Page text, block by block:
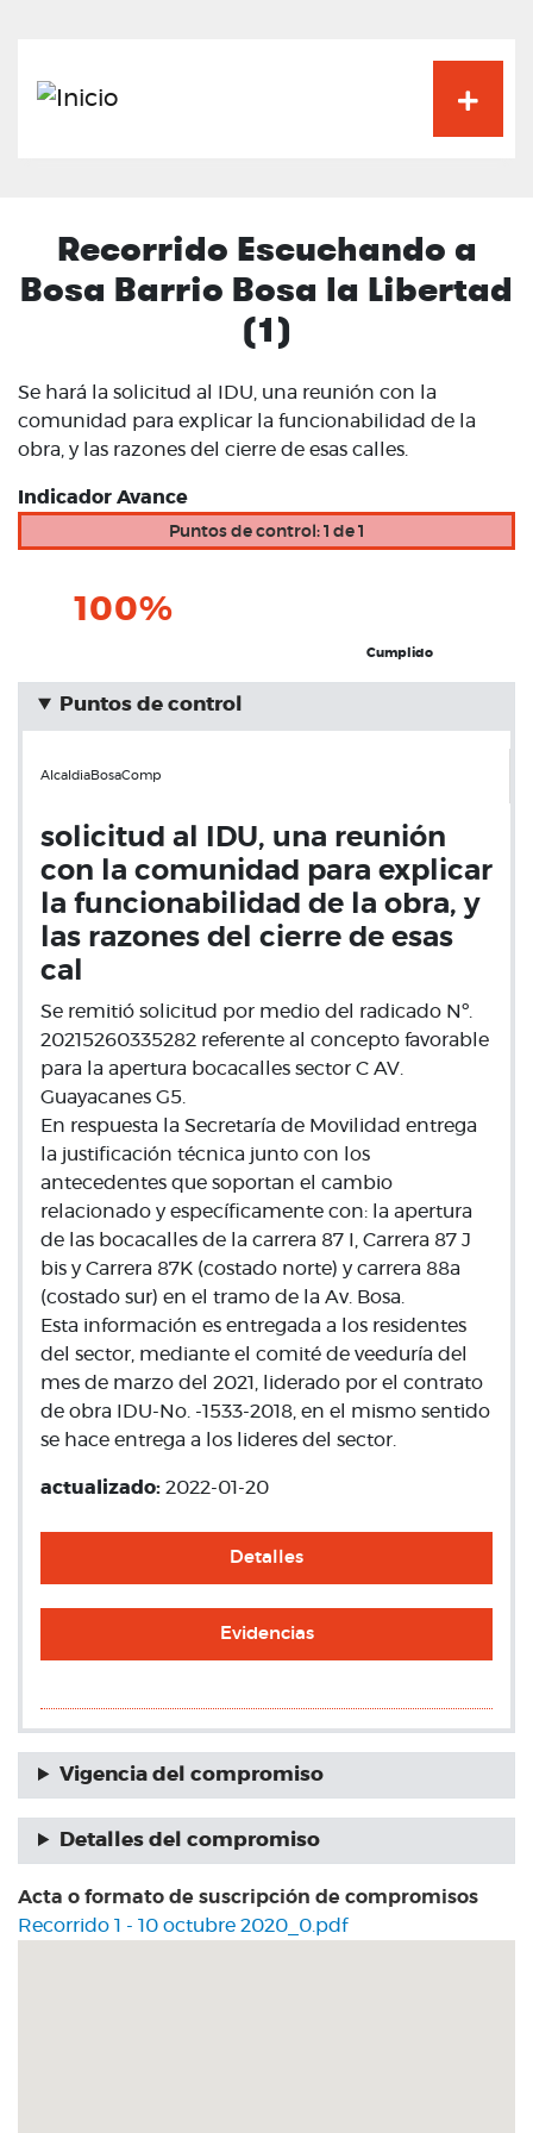
Recorrido Escuchando a
Bosa Barrio Bosa la Libertad
(1)
Se hará la solicitud al IDU, una reunión con la
comunidad para explicar la funcionabilidad de la
obra, y las razones del cierre de esas calles.
Indicador Avance
Puntos de control: 1 de 1
100%
Cumplido
Puntos de control
AlcaldiaBosaComp
solicitud al IDU, una reunión
con la comunidad para explicar
la funcionabilidad de la obra, y
las razones del cierre de esas
cal
Se remitió solicitud por medio del radicado Nº.
20215260335282 referente al concepto favorable
para la apertura bocacalles sector C AV.
Guayacanes G5.
En respuesta la Secretaría de Movilidad entrega
la justificación técnica junto con los
antecedentes que soportan el cambio
relacionado y específicamente con: la apertura
de las bocacalles de la carrera 87 I, Carrera 87 J
bis y Carrera 87K (costado norte) y carrera 88a
(costado sur) en el tramo de la Av. Bosa.
Esta información es entregada a los residentes
del sector, mediante el comité de veeduría del
mes de marzo del 2021, liderado por el contrato
de obra IDU-No. -1533-2018, en el mismo sentido
se hace entrega a los lideres del sector.
actualizado: 2022-01-20
Detalles
Evidencias
Vigencia del compromiso
Detalles del compromiso
Acta o formato de suscripción de compromisos
Recorrido 1 - 10 octubre 2020_0.pdf